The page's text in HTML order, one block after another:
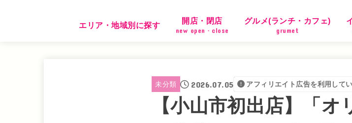
エリア・地域別に探す
開店・閉店
new open・close
グルメ(ランチ・カフェ)
grumet
未分類 2026.07.05 アフィリエイト広告を利用してい
【小山市初出店】「